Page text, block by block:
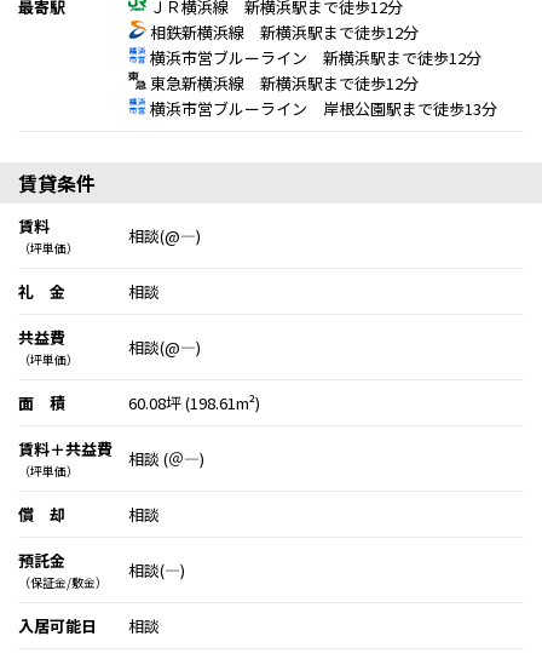
最寄駅
ＪＲ横浜線 新横浜駅まで徒歩12分
相鉄新横浜線 新横浜駅まで徒歩12分
横浜市営ブルーライン 新横浜駅まで徒歩12分
東急新横浜線 新横浜駅まで徒歩12分
横浜市営ブルーライン 岸根公園駅まで徒歩13分
賃貸条件
賃料
（坪単価）
相談(@―)
礼 金
相談
共益費
（坪単価）
相談(@―)
面 積
60.08坪 (198.61m²)
賃料＋共益費
（坪単価）
相談 (＠―)
償 却
相談
預託金
（保証金/敷金）
相談(―)
入居可能日
相談